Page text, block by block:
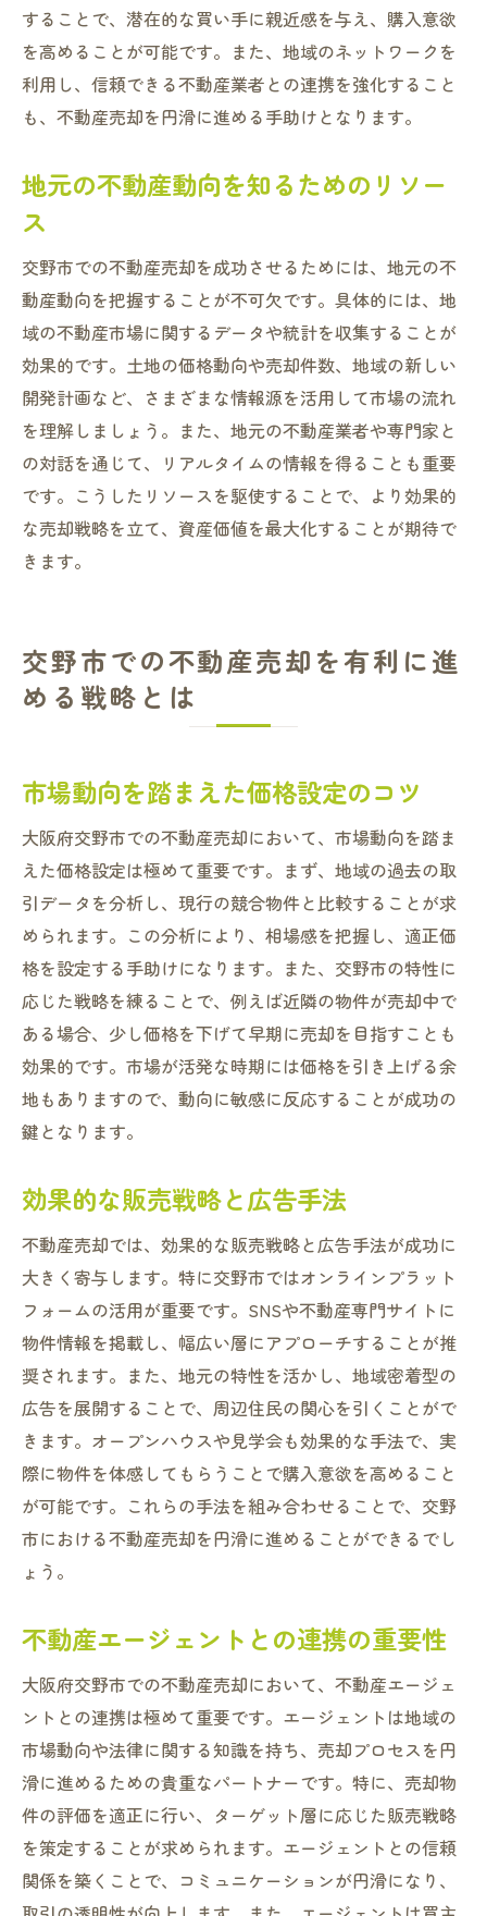
することで、潜在的な買い手に親近感を与え、購入意欲
を高めることが可能です。また、地域のネットワークを
利用し、信頼できる不動産業者との連携を強化すること
も、不動産売却を円滑に進める手助けとなります。
地元の不動産動向を知るためのリソー
ス
交野市での不動産売却を成功させるためには、地元の不
動産動向を把握することが不可欠です。具体的には、地
域の不動産市場に関するデータや統計を収集することが
効果的です。土地の価格動向や売却件数、地域の新しい
開発計画など、さまざまな情報源を活用して市場の流れ
を理解しましょう。また、地元の不動産業者や専門家と
の対話を通じて、リアルタイムの情報を得ることも重要
です。こうしたリソースを駆使することで、より効果的
な売却戦略を立て、資産価値を最大化することが期待で
きます。
交野市での不動産売却を有利に進
める戦略とは
市場動向を踏まえた価格設定のコツ
大阪府交野市での不動産売却において、市場動向を踏ま
えた価格設定は極めて重要です。まず、地域の過去の取
引データを分析し、現行の競合物件と比較することが求
められます。この分析により、相場感を把握し、適正価
格を設定する手助けになります。また、交野市の特性に
応じた戦略を練ることで、例えば近隣の物件が売却中で
ある場合、少し価格を下げて早期に売却を目指すことも
効果的です。市場が活発な時期には価格を引き上げる余
地もありますので、動向に敏感に反応することが成功の
鍵となります。
効果的な販売戦略と広告手法
不動産売却では、効果的な販売戦略と広告手法が成功に
大きく寄与します。特に交野市ではオンラインプラット
フォームの活用が重要です。SNSや不動産専門サイトに
物件情報を掲載し、幅広い層にアプローチすることが推
奨されます。また、地元の特性を活かし、地域密着型の
広告を展開することで、周辺住民の関心を引くことがで
きます。オープンハウスや見学会も効果的な手法で、実
際に物件を体感してもらうことで購入意欲を高めること
が可能です。これらの手法を組み合わせることで、交野
市における不動産売却を円滑に進めることができるでし
ょう。
不動産エージェントとの連携の重要性
大阪府交野市での不動産売却において、不動産エージェ
ントとの連携は極めて重要です。エージェントは地域の
市場動向や法律に関する知識を持ち、売却プロセスを円
滑に進めるための貴重なパートナーです。特に、売却物
件の評価を適正に行い、ターゲット層に応じた販売戦略
を策定することが求められます。エージェントとの信頼
関係を築くことで、コミュニケーションが円滑になり、